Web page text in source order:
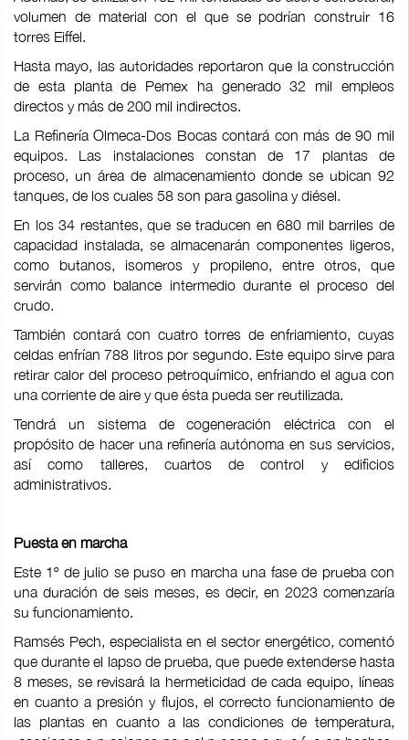
volumen de material con el que se podrían construir 16
torres Eiffel.
Hasta mayo, las autoridades reportaron que la construcción
de esta planta de Pemex ha generado 32 mil empleos
directos y más de 200 mil indirectos.
La Refinería Olmeca-Dos Bocas contará con más de 90 mil
equipos. Las instalaciones constan de 17 plantas de
proceso, un área de almacenamiento donde se ubican 92
tanques, de los cuales 58 son para gasolina y diésel.
En los 34 restantes, que se traducen en 680 mil barriles de
capacidad instalada, se almacenarán componentes ligeros,
como butanos, isomeros y propileno, entre otros, que
servirán como balance intermedio durante el proceso del
crudo.
También contará con cuatro torres de enfriamiento, cuyas
celdas enfrían 788 litros por segundo. Este equipo sirve para
retirar calor del proceso petroquímico, enfriando el agua con
una corriente de aire y que ésta pueda ser reutilizada.
Tendrá un sistema de cogeneración eléctrica con el
propósito de hacer una refinería autónoma en sus servicios,
así como talleres, cuartos de control y edificios
administrativos.
Puesta en marcha
Este 1º de julio se puso en marcha una fase de prueba con
una duración de seis meses, es decir, en 2023 comenzaría
su funcionamiento.
Ramsés Pech, especialista en el sector energético, comentó
que durante el lapso de prueba, que puede extenderse hasta
8 meses, se revisará la hermeticidad de cada equipo, líneas
en cuanto a presión y flujos, el correcto funcionamiento de
las plantas en cuanto a las condiciones de temperatura,